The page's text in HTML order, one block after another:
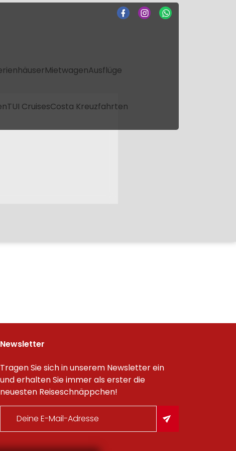
MietwagenAusflüge
TUI CruisesCosta Kreuzfahrten
Newsletter
Tragen Sie sich in unserem Newsletter ein
und erhalten Sie immer als erster die
neuesten Reiseschnäppchen!